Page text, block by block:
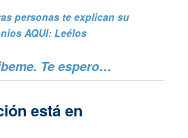
personas te explican su
AQUI: Leélos
Te espero…
está en